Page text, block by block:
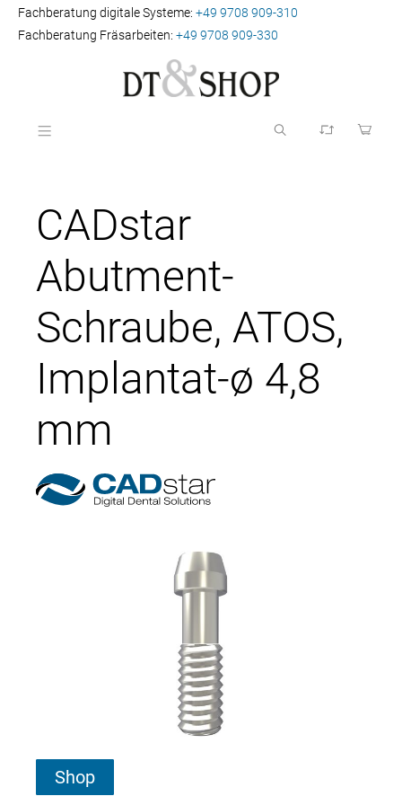
Fachberatung digitale Systeme: +49 9708 909-310
Fachberatung Fräsarbeiten: +49 9708 909-330
CADstar
Abutment-
Schraube, ATOS,
Implantat-ø 4,8
mm
Shop